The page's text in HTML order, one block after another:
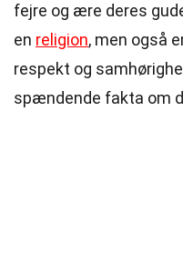
fejre og ære deres
en religion, men også
respekt og
spændende fakta om